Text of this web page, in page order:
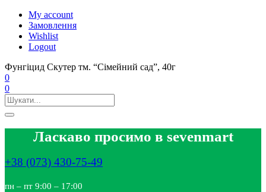
My account
Замовлення
Wishlist
Logout
Фунгіцид Скутер тм. “Сімейний сад”, 40г
0
0
Ласкаво просимо в sevenmart
+38 (073) 430-75-49
пн – пт 9:00 – 17:00